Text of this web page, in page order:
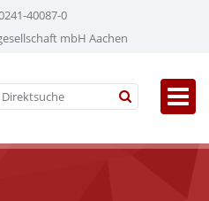
40087-0
mbH Aachen